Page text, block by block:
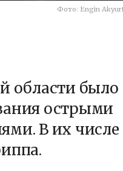
Фото: Engin
области было
острыми
В их числе